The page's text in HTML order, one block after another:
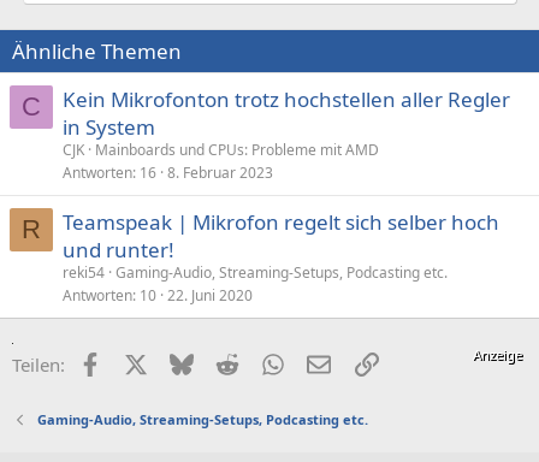
i
o
n
e
n
:
Ähnliche Themen
C
Kein Mikrofonton trotz hochstellen aller Regler
in System
CJK Mainboards und CPUs: Probleme mit AMD
Antworten 16 8. Februar 2023
R
Teamspeak | Mikrofon regelt sich selber hoch
und runter!
reki54 Gaming-Audio, Streaming-Setups, Podcasting etc.
Antworten 10 22. Juni 2020
Teilen: FacebookX (Twitter)
BlueskyRedditWhatsApp
E-MailLink
Gaming-Audio, Streaming-Setups, Podcasting etc.